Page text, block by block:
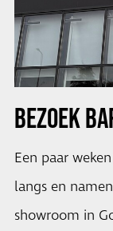
BEZOEK
Een paar
langs en
showroom in